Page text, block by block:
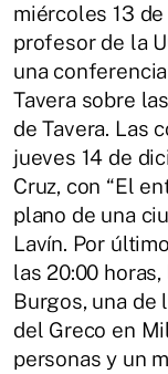
miércoles 13
profesor de la
una
Tavera sobre
de Tavera. Las
jueves 14 de
Cruz, con “El
plano de una
Lavín. Por
las 20:00
Burgos, una de
del Greco en
personas y un